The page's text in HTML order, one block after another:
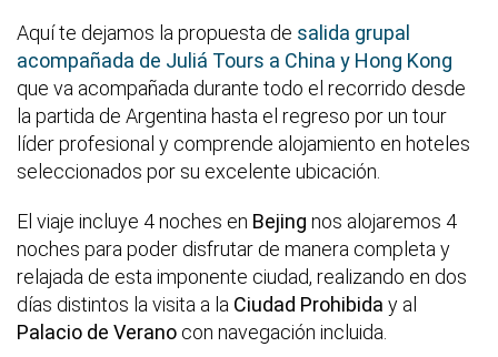
Aquí te dejamos la propuesta de salida grupal
acompañada de Juliá Tours a China y Hong Kong
que va acompañada durante todo el recorrido desde
la partida de Argentina hasta el regreso por un tour
líder profesional y comprende alojamiento en hoteles
seleccionados por su excelente ubicación.
El viaje incluye 4 noches en Bejing nos alojaremos 4
noches para poder disfrutar de manera completa y
relajada de esta imponente ciudad, realizando en dos
días distintos la visita a la Ciudad Prohibida y al
Palacio de Verano con navegación incluida.